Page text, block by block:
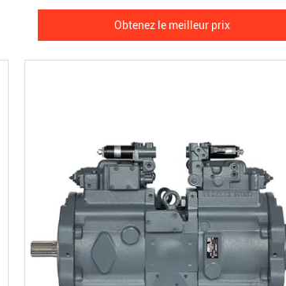
Obtenez le meilleur prix